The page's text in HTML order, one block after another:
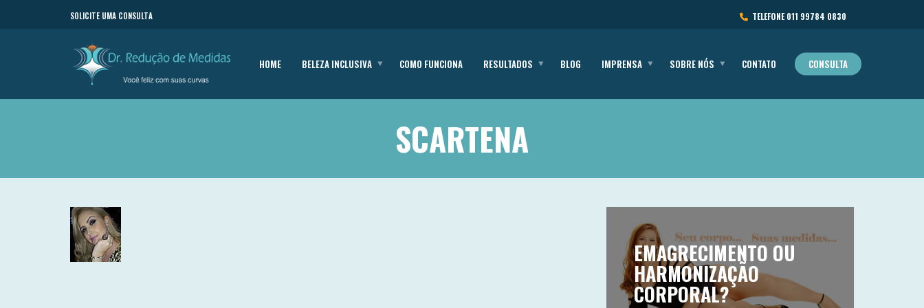
SOLICITE UMA CONSULTA TELEFONE011 99784 0830
HOME BELEZA INCLUSIVA COMO FUNCIONA RESULTADOS BLOG IMPRENSA SOBRE NÓS CONTATO CONSULTA
SCARTENA
EMAGRECIMENTO OU
HARMONIZAÇÃO
CORPORAL?